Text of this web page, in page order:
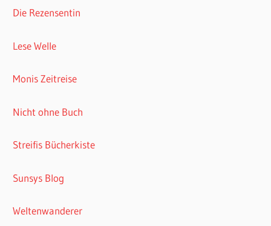
Die Rezensentin
Lese Welle
Monis Zeitreise
Nicht ohne Buch
Streifis Bücherkiste
Sunsys Blog
Weltenwanderer